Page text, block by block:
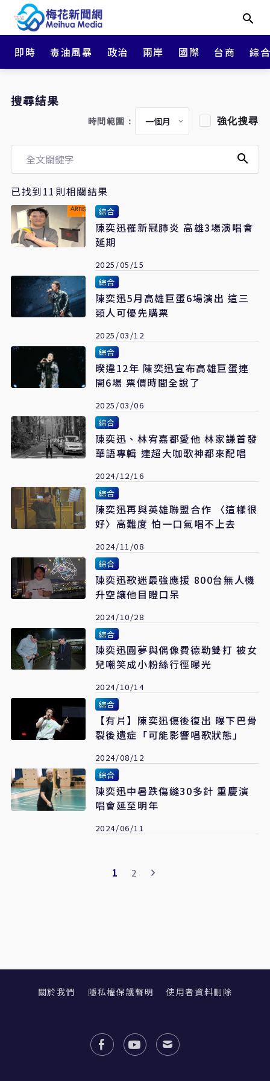
即時 毒油風暴 政治 兩岸 國際 台商 綜
搜尋結果
時間範圍： 強化搜尋
已找到11則相關結果
綜合
陳奕迅罹新冠肺炎 高雄3場演唱會
延期
2025/05/15
綜合
陳奕迅5月高雄巨蛋6場演出 這三
類人可優先購票
2025/03/12
綜合
暌違12年 陳奕迅宣布高雄巨蛋連
開6場 票價時間全說了
2025/03/06
綜合
陳奕迅、林宥嘉都愛他 林家謙首發
華語專輯 連超大咖歌神都來配唱
2024/12/16
綜合
陳奕迅再與英雄聯盟合作 〈這樣很
好〉高難度 怕一口氣唱不上去
2024/11/08
綜合
陳奕迅歌迷最強應援 800台無人機
升空讓他目瞪口呆
2024/10/28
綜合
陳奕迅圓夢與偶像費德勒雙打 被女
兒嘲笑成小粉絲行徑曝光
2024/10/14
綜合
【有片】陳奕迅傷後復出 曝下巴骨
裂後遺症「可能影響唱歌狀態」
2024/08/12
綜合
陳奕迅中暑跌傷縫30多針 重慶演
唱會延至明年
2024/06/11
1 2
關於我們 隱私權保護聲明 使用者資料刪除